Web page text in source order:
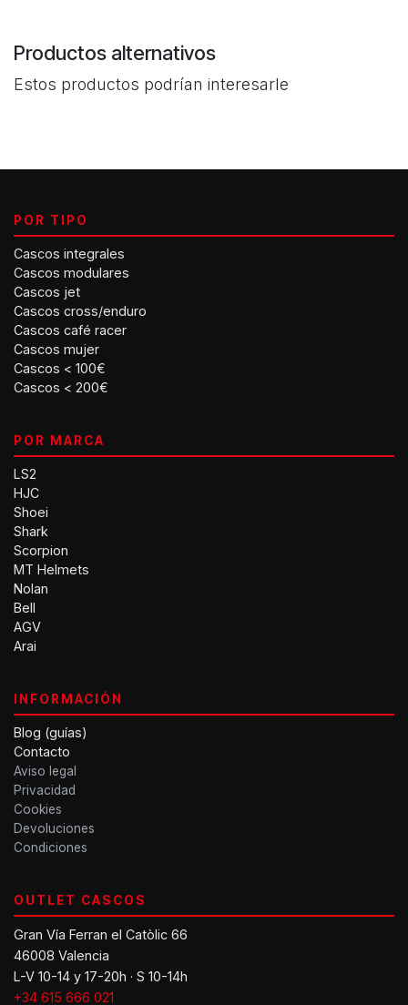
Productos alternativos
Estos productos podrían interesarle
POR TIPO
Cascos integrales
Cascos modulares
Cascos jet
Cascos cross/enduro
Cascos café racer
Cascos mujer
Cascos < 100€
Cascos < 200€
POR MARCA
LS2
HJC
Shoei
Shark
Scorpion
MT Helmets
Nolan
Bell
AGV
Arai
INFORMACIÓN
Blog (guías)
Contacto
Aviso legal
Privacidad
Cookies
Devoluciones
Condiciones
OUTLET CASCOS
Gran Vía Ferran el Catòlic 66
46008 Valencia
L-V 10-14 y 17-20h · S 10-14h
+34 615 666 021